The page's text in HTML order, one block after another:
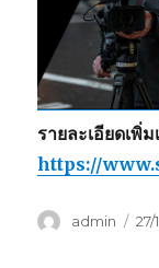
รายละเอียดเพิ่ม
https://
ผู้admin
เขี
27/